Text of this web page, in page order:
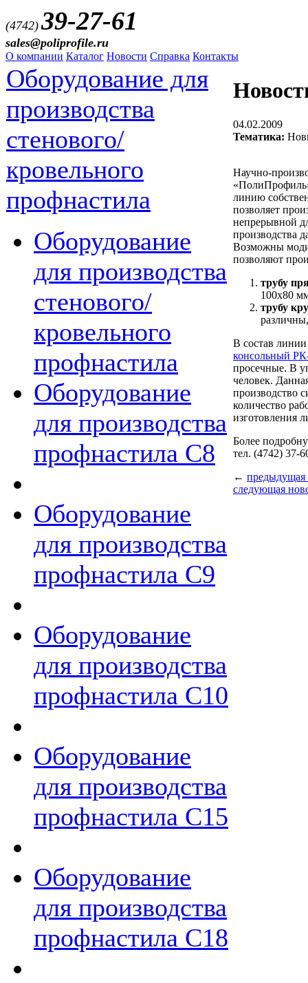
(4742) 39-27-61
sales@poliprofile.ru
О компании Каталог Новости Справка Контакты
Оборудование для
производства
стенового/
кровельного
профнастила
Оборудование
для производства
стенового/
кровельного
профнастила
Оборудование
для производства
профнастила C8
Оборудование
для производства
профнастила С9
Оборудование
для производства
профнастила С10
Оборудование
для производства
профнастила C15
Оборудование
для производства
профнастила С18
04.02.2009
Тематика:
Научно-
линию
позволяет
непрерывной
производства
Возможны
позволяют
трубу
100х80
трубу
В состав
консольный
просечные. В
человек.
производство
количество
изготовления
Более
тел. (4742) 37-
← предыдущая
следующая